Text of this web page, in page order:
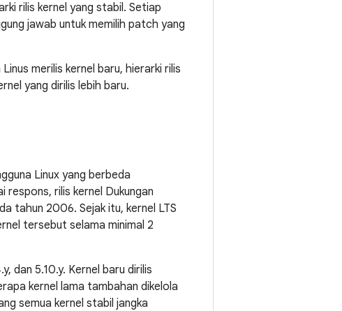
rilis kernel yang stabil. Setiap
jawab untuk memilih patch yang
merilis kernel baru, hierarki rilis
yang dirilis lebih baru.
Linux yang berbeda
respons, rilis kernel Dukungan
tahun 2006. Sejak itu, kernel LTS
tersebut selama minimal 2
dan 5.10.y. Kernel baru dirilis
kernel lama tambahan dikelola
semua kernel stabil jangka